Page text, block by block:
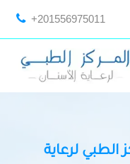
+201556975011
الطبي لرعاية